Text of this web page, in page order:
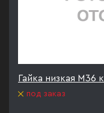
Гайка низкая М36
под заказ